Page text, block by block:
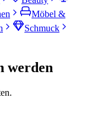
Möbel &
Schmuck
werden